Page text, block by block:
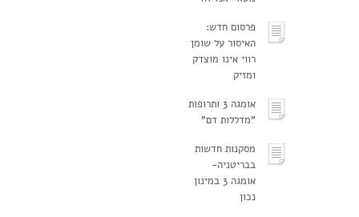
פרסום חדש:
האיסור על שומן
רווי אינו מוצדק
ומזיק
אומגה 3 ותרופות
"מדללות דם"
מסקנות חדשות
בבריטניה-
אומגה 3 במינון
נכון